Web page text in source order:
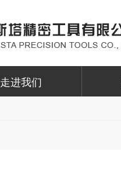
走进我们